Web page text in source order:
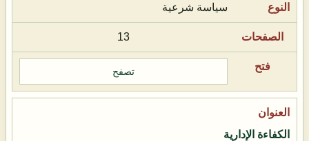
سياسة شرعية
13
تصفح
الكفاءة الإدارية